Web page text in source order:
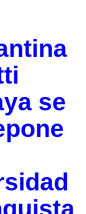
se